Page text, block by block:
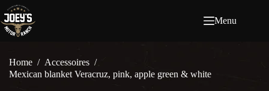
naar
de
inhoud
Menu
Home / Accessoires /
Mexican blanket Veracruz, pink, apple green & white